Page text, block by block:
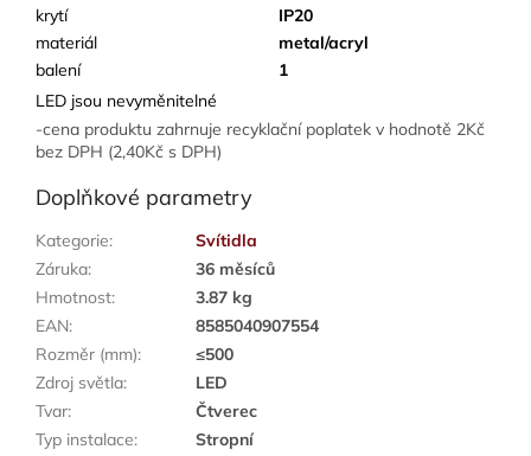
krytí
IP20
materiál
metal/acryl
balení
1
LED jsou nevyměnitelné
-cena produktu zahrnuje recyklační poplatek v hodnotě 2Kč
bez DPH (2,40Kč s DPH)
Doplňkové parametry
Kategorie:
Svítidla
Záruka:
36 měsíců
Hmotnost:
3.87 kg
EAN:
8585040907554
Rozměr (mm):
≤500
Zdroj světla:
LED
Tvar:
Čtverec
Typ instalace:
Stropní